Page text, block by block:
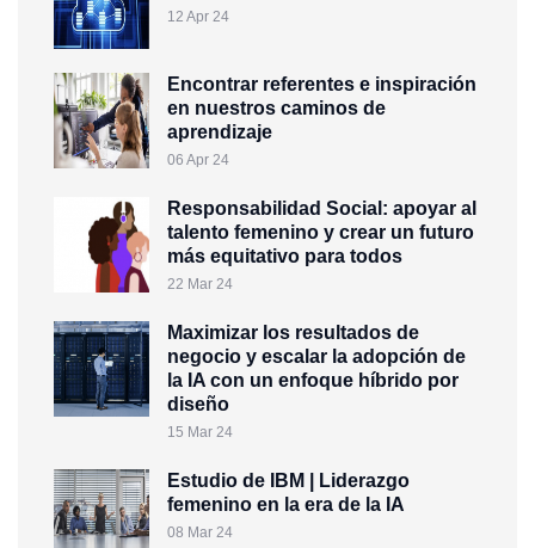
12 Apr 24
Encontrar referentes e inspiración
en nuestros caminos de
aprendizaje
06 Apr 24
Responsabilidad Social: apoyar al
talento femenino y crear un futuro
más equitativo para todos
22 Mar 24
Maximizar los resultados de
negocio y escalar la adopción de
la IA con un enfoque híbrido por
diseño
15 Mar 24
Estudio de IBM | Liderazgo
femenino en la era de la IA
08 Mar 24